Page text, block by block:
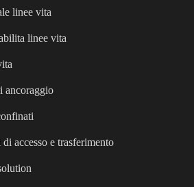
linee vita
linee vita
ancoraggio
di accesso e trasferimento